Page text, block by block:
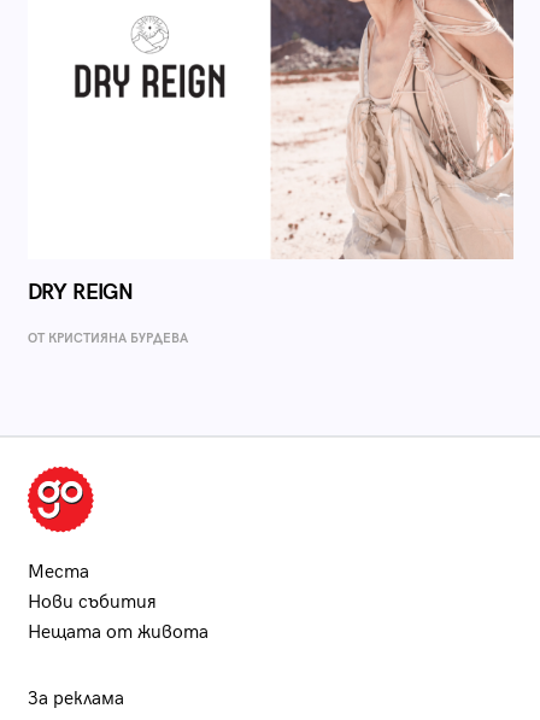
DRY REIGN
ОТ КРИСТИЯНА БУРДЕВА
Места
Нови събития
Нещата от живота
За реклама